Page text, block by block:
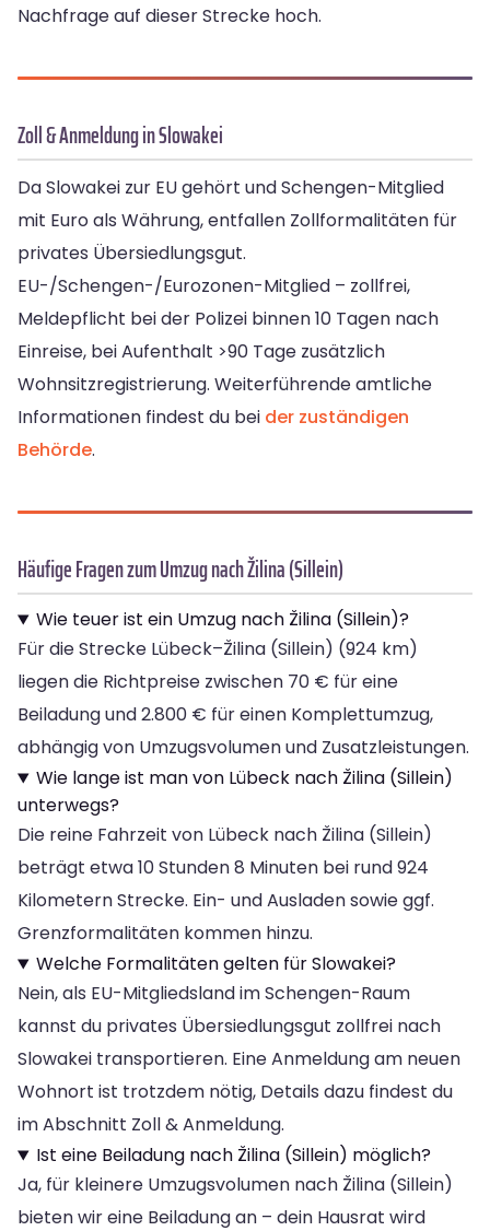
Nachfrage auf dieser Strecke hoch.
Zoll & Anmeldung in Slowakei
Da Slowakei zur EU gehört und Schengen-Mitglied
mit Euro als Währung, entfallen Zollformalitäten für
privates Übersiedlungsgut.
EU-/Schengen-/Eurozonen-Mitglied – zollfrei,
Meldepflicht bei der Polizei binnen 10 Tagen nach
Einreise, bei Aufenthalt >90 Tage zusätzlich
Wohnsitzregistrierung. Weiterführende amtliche
Informationen findest du bei der zuständigen
Behörde.
Häufige Fragen zum Umzug nach Žilina (Sillein)
Wie teuer ist ein Umzug nach Žilina (Sillein)?
Für die Strecke Lübeck–Žilina (Sillein) (924 km)
liegen die Richtpreise zwischen 70 € für eine
Beiladung und 2.800 € für einen Komplettumzug,
abhängig von Umzugsvolumen und Zusatzleistungen.
Wie lange ist man von Lübeck nach Žilina (Sillein)
unterwegs?
Die reine Fahrzeit von Lübeck nach Žilina (Sillein)
beträgt etwa 10 Stunden 8 Minuten bei rund 924
Kilometern Strecke. Ein- und Ausladen sowie ggf.
Grenzformalitäten kommen hinzu.
Welche Formalitäten gelten für Slowakei?
Nein, als EU-Mitgliedsland im Schengen-Raum
kannst du privates Übersiedlungsgut zollfrei nach
Slowakei transportieren. Eine Anmeldung am neuen
Wohnort ist trotzdem nötig, Details dazu findest du
im Abschnitt Zoll & Anmeldung.
Ist eine Beiladung nach Žilina (Sillein) möglich?
Ja, für kleinere Umzugsvolumen nach Žilina (Sillein)
bieten wir eine Beiladung an – dein Hausrat wird